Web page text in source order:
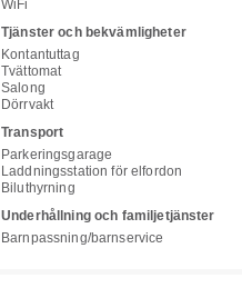
WiFi
Tjänster och bekvämligheter
Kontantuttag
Tvättomat
Salong
Dörrvakt
Transport
Parkeringsgarage
Laddningsstation för elfordon
Biluthyrning
Underhållning och familjetjänster
Barnpassning/barnservice